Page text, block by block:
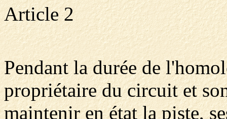
Article 2
Pendant la durée de
propriétaire du circuit et
maintenir en état la piste,